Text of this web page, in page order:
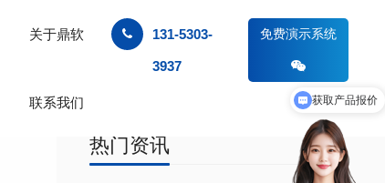
关于鼎软
联系我们
131-5303-
3937
免费演示系统
热门资讯
产品功能清单